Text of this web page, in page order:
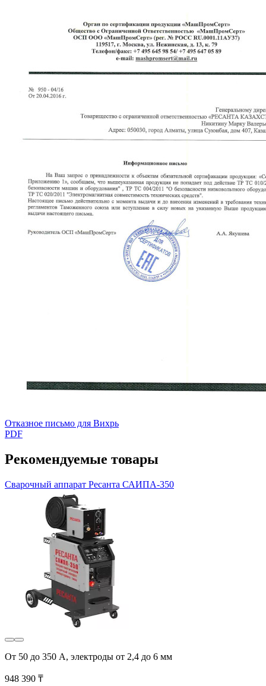
Отказное письмо для Вихрь
PDF
Рекомендуемые товары
Сварочный аппарат Ресанта САИПА-350
От 50 до 350 А, электроды от 2,4 до 6 мм
948 390 ₸